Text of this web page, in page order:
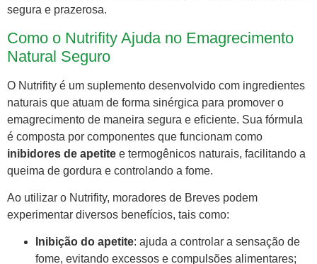
segura e prazerosa.
Como o Nutrifity Ajuda no Emagrecimento
Natural Seguro
O Nutrifity é um suplemento desenvolvido com ingredientes
naturais que atuam de forma sinérgica para promover o
emagrecimento de maneira segura e eficiente. Sua fórmula
é composta por componentes que funcionam como
inibidores de apetite e termogênicos naturais, facilitando a
queima de gordura e controlando a fome.
Ao utilizar o Nutrifity, moradores de Breves podem
experimentar diversos benefícios, tais como:
Inibição do apetite: ajuda a controlar a sensação de
fome, evitando excessos e compulsões alimentares;